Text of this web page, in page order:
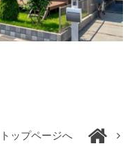
トップページへ